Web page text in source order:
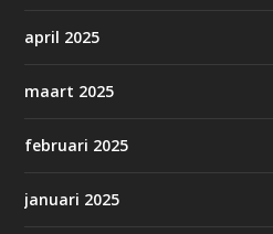
april 2025
maart 2025
februari 2025
januari 2025